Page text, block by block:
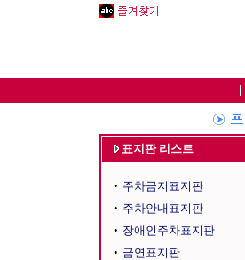
표지판 리스트
• 주차금지표지판
• 주차안내표지판
• 장애인주차표지판
• 금연표지판